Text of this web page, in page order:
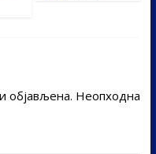
објављена. Неопходна